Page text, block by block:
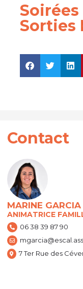
Sorties
Contact
MARINE GARCIA
ANIMATRICE
06 38 39 87 90
7 Ter Rue des